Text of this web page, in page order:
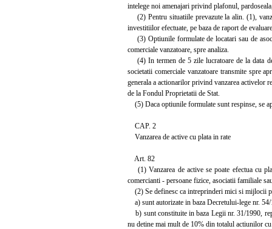
intelege noi amenajari privind plafonul,
(2) Pentru situatiile prevazute la alin. (1),
investitiilor efectuate, pe baza de raport de
(3) Optiunile formulate de locatari sau de
comerciale vanzatoare, spre analiza.
(4) In termen de 5 zile lucratoare de la data
societatii comerciale vanzatoare transmite spre
generala a actionarilor privind vanzarea activelor
de la Fondul Proprietatii de Stat.
(5) Daca optiunile formulate sunt respinse, se
CAP. 2
Vanzarea de active cu plata in rate
Art. 82
(1) Vanzarea de active se poate efectua cu
comercianti - persoane fizice, asociatii familiale
(2) Se definesc ca intreprinderi mici si mijlocii
a) sunt autorizate in baza Decretului-lege nr.
b) sunt constituite in baza Legii nr. 31/1990,
nu detine mai mult de 10% din totalul actiunilor